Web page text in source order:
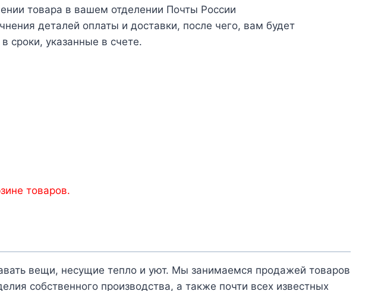
товара в вашем отделении Почты России
деталей оплаты и доставки, после чего, вам будет
сроки, указанные в счете.
товаров.
вещи, несущие тепло и уют. Мы занимаемся продажей товаров
собственного производства, а также почти всех известных